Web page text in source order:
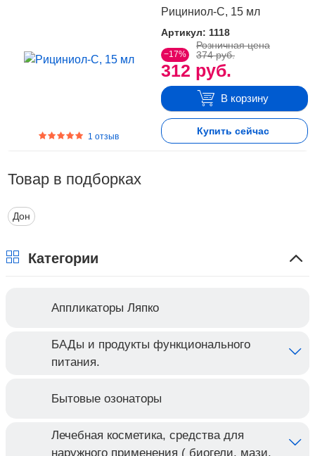
1 отзыв
Рициниол-С, 15 мл
Артикул: 1118
−17%
312 руб.
Розничная цена
374 руб.
В корзину
Купить сейчас
Товар в подборках
Дон
Категории
Аппликаторы Ляпко
БАДы и продукты функционального
питания.
Бытовые озонаторы
Лечебная косметика, средства для
наружного применения ( биогели, мази,